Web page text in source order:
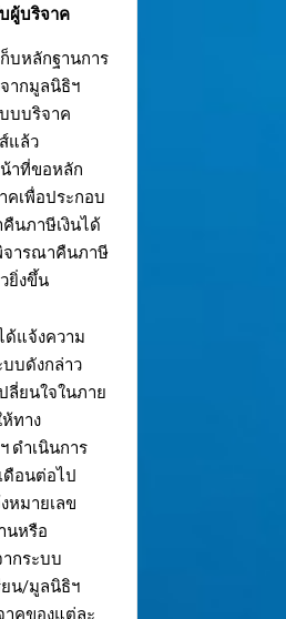
ผู้บริจาค
บหลักฐานการ
ากมูลนิธิฯ
บบริจาค
แล้ว
น้าที่ขอหลัก
คเพื่อประกอบ
นภาษีเงินได้
จารณาคืนภาษี
ยิ่งขึ้น
แจ้งความ
บบดังกล่าว
ลี่ยนใจในภาย
ทาง
ดำเนินการ
ดือนต่อไป
หมายเลข
นหรือ
กระบบ
ยน/มูลนิธิฯ
คของแต่ละ